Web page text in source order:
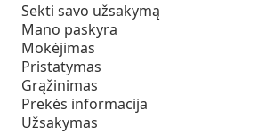
Sekti savo užsakymą
Mano paskyra
Mokėjimas
Pristatymas
Grąžinimas
Prekės informacija
Užsakymas